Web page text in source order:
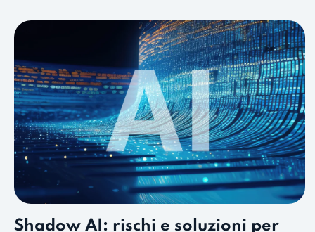
Shadow AI: rischi e soluzioni per